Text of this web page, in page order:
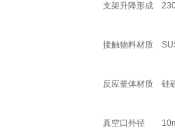
支架升降形成
接触物料材质
反应釜体材质 硅
真空口外径